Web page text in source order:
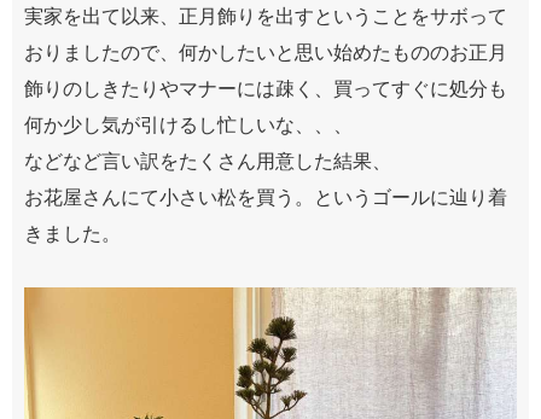
実家を出て以来、正月飾りを出すということをサボって
おりましたので、何かしたいと思い始めたもののお正月
飾りのしきたりやマナーには疎く、買ってすぐに処分も
何か少し気が引けるし忙しいな、、、
などなど言い訳をたくさん用意した結果、
お花屋さんにて小さい松を買う。というゴールに辿り着
きました。